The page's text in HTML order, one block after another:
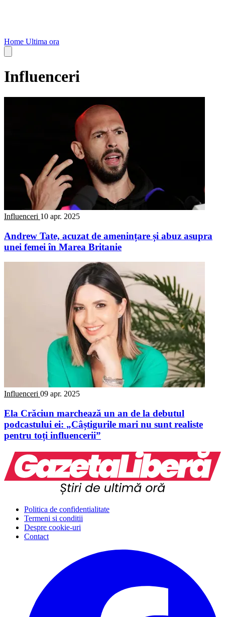
Home Ultima ora
Influenceri
Influenceri 10 apr. 2025
Andrew Tate, acuzat de amenințare și abuz asupra
unei femei în Marea Britanie
Influenceri 09 apr. 2025
Ela Crăciun marchează un an de la debutul
podcastului ei: „Câștigurile mari nu sunt realiste
pentru toți influencerii”
Politica de confidentialitate
Termeni si conditii
Despre cookie-uri
Contact